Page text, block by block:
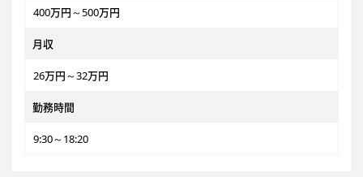
400万円～500万円
月収
26万円～32万円
勤務時間
9:30～18:20